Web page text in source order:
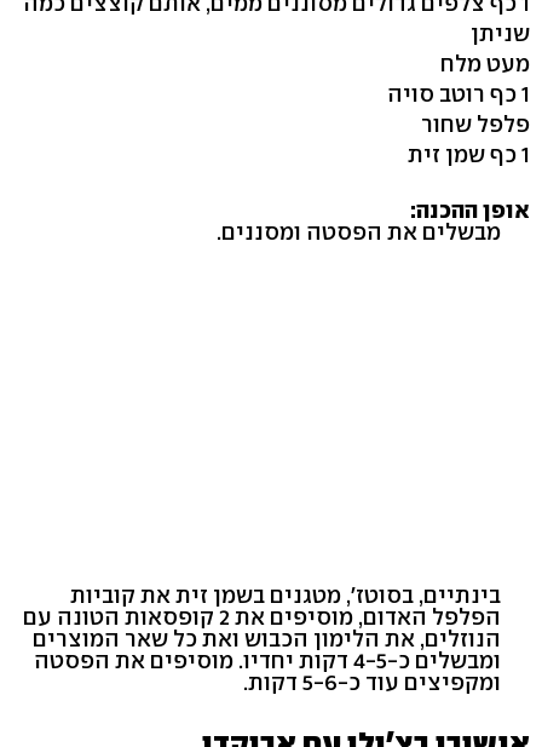
שניתן
מעט מלח
1 כף רוטב סויה
פלפל שחור
1 כף שמן זית
אופן ההכנה:
מבשלים את הפסטה ומסננים.
בינתיים, בסוטז', מטגנים בשמן זית את קוביות
הפלפל האדום, מוסיפים את 2 קופסאות הטונה עם
הנוזלים, את הלימון הכבוש ואת כל שאר המוצרים
ומבשלים כ-4-5 דקות יחדיו. מוסיפים את הפסטה
ומקפיצים עוד כ-5-6 דקות.